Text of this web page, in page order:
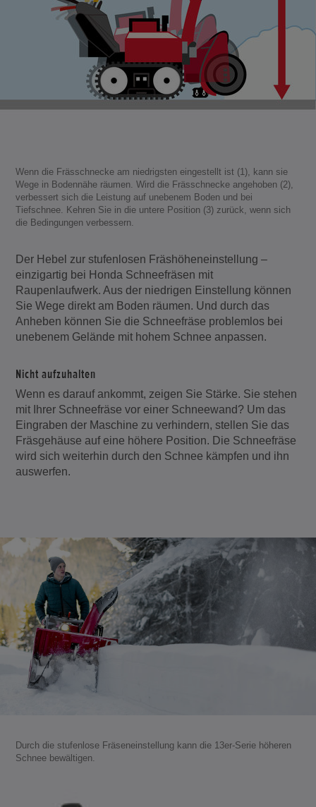
Wenn die Frässchnecke am niedrigsten eingestellt ist (1), kann sie
Wege in Bodennähe räumen. Wird die Frässchnecke angehoben (2),
verbessert sich die Leistung auf unebenem Boden und bei
Tiefschnee. Kehren Sie in die untere Position (3) zurück, wenn sich
die Bedingungen verbessern.
Der Hebel zur stufenlosen Fräshöheneinstellung –
einzigartig bei Honda Schneefräsen mit
Raupenlaufwerk. Aus der niedrigen Einstellung können
Sie Wege direkt am Boden räumen. Und durch das
Anheben können Sie die Schneefräse problemlos bei
unebenem Gelände mit hohem Schnee anpassen.
Nicht aufzuhalten
Wenn es darauf ankommt, zeigen Sie Stärke. Sie stehen
mit Ihrer Schneefräse vor einer Schneewand? Um das
Eingraben der Maschine zu verhindern, stellen Sie das
Fräsgehäuse auf eine höhere Position. Die Schneefräse
wird sich weiterhin durch den Schnee kämpfen und ihn
auswerfen.
Durch die stufenlose Fräseneinstellung kann die 13er-Serie höheren
Schnee bewältigen.